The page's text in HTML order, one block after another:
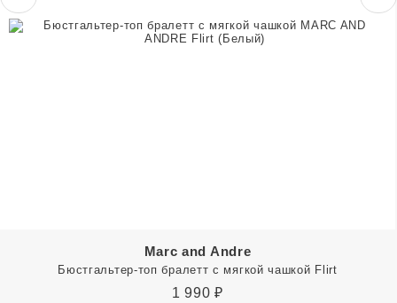
Marc and Andre
Бюстгальтер-топ бралетт с мягкой чашкой Flirt
1 990 ₽